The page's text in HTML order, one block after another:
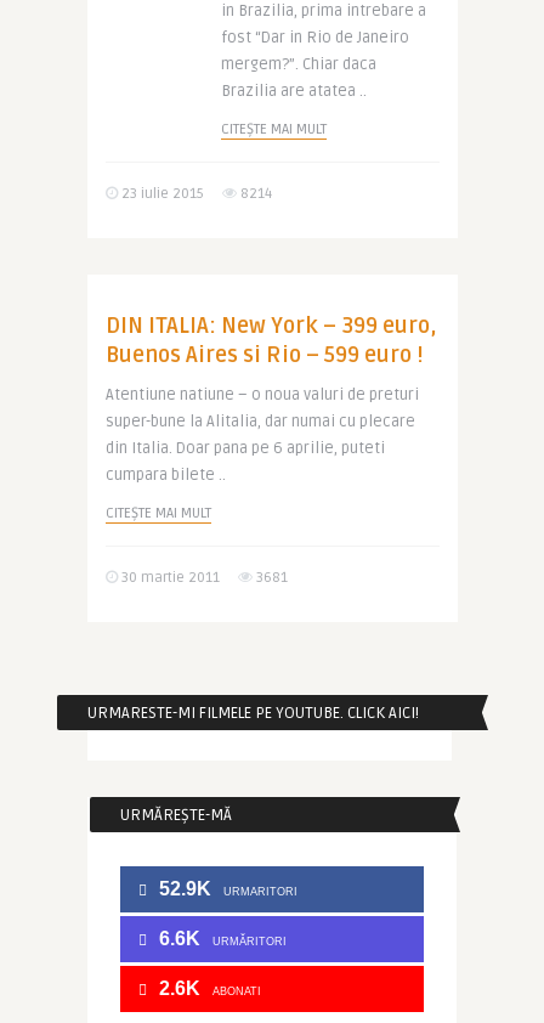
in Brazilia, prima intrebare a
fost “Dar in Rio de Janeiro
mergem?”. Chiar daca
Brazilia are atatea ..
CITEȘTE MAI MULT
23 iulie 2015 8214
DIN ITALIA: New York – 399 euro,
Buenos Aires si Rio – 599 euro !
Atentiune natiune – o noua valuri de preturi
super-bune la Alitalia, dar numai cu plecare
din Italia. Doar pana pe 6 aprilie, puteti
cumpara bilete ..
CITEȘTE MAI MULT
30 martie 2011 3681
URMARESTE-MI FILMELE PE YOUTUBE. CLICK AICI!
URMĂREȘTE-MĂ
52.9K URMARITORI
6.6K URMĂRITORI
2.6K ABONATI